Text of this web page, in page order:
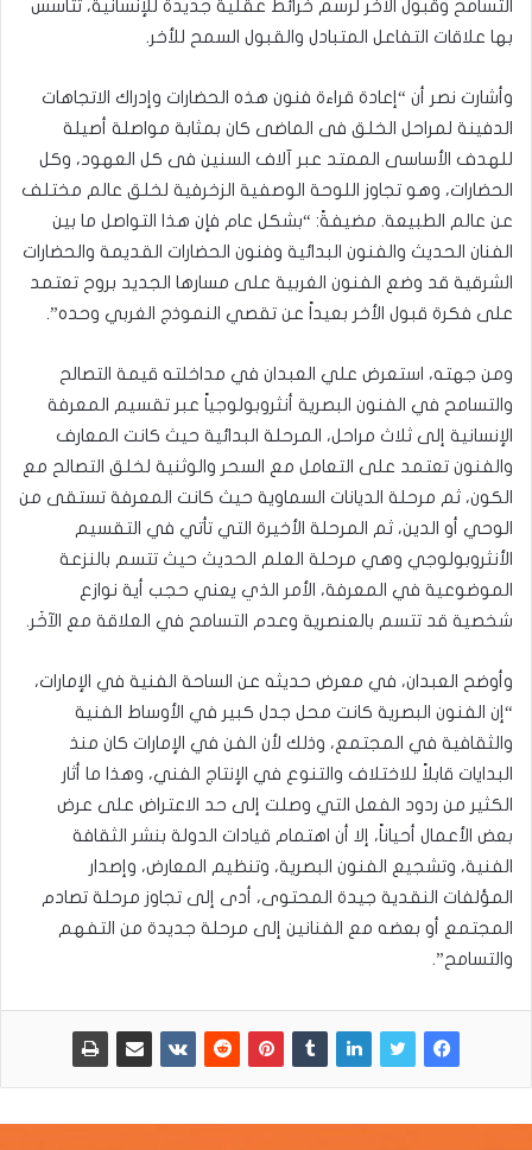
التسامح وقبول الأخر لرسم خرائط عقلية جديدة للإنسانية، تتأسس
بها علاقات التفاعل المتبادل والقبول السمح للأخر.
وأشارت نصر أن “إعادة قراءة فنون هذه الحضارات وإدراك الاتجاهات
الدفينة لمراحل الخلق فى الماضى كان بمثابة مواصلة أصيلة
للهدف الأساسى الممتد عبر آلاف السنين فى كل العهود، وكل
الحضارات، وهو تجاوز اللوحة الوصفية الزخرفية لخلق عالم مختلف
عن عالم الطبيعة. مضيفةً: “بشكل عام فإن هذا التواصل ما بين
الفنان الحديث والفنون البدائية وفنون الحضارات القديمة والحضارات
الشرقية قد وضع الفنون الغربية على مسارها الجديد بروح تعتمد
على فكرة قبول الأخر بعيداً عن تقصي النموذج الغربي وحده”.
ومن جهته، استعرض علي العبدان في مداخلته قيمة التصالح
والتسامح في الفنون البصرية أنثروبولوجياً عبر تقسيم المعرفة
الإنسانية إلى ثلاث مراحل، المرحلة البدائية حيث كانت المعارف
والفنون تعتمد على التعامل مع السحر والوثنية لخلق التصالح مع
الكون، ثم مرحلة الديانات السماوية حيث كانت المعرفة تستقى من
الوحي أو الدين، ثم المرحلة الأخيرة التي تأتي في التقسيم
الأنثروبولوجي وهي مرحلة العلم الحديث حيث تتسم بالنزعة
الموضوعية في المعرفة، الأمر الذي يعني حجب أية نوازع
شخصية قد تتسم بالعنصرية وعدم التسامح في العلاقة مع الآخَر.
وأوضح العبدان، في معرض حديثه عن الساحة الفنية في الإمارات،
“إن الفنون البصرية كانت محل جدل كبير في الأوساط الفنية
والثقافية في المجتمع، وذلك لأن الفن في الإمارات كان منذ
البدايات قابلاً للاختلاف والتنوع في الإنتاج الفني، وهذا ما أثار
الكثير من ردود الفعل التي وصلت إلى حد الاعتراض على عرض
بعض الأعمال أحياناً، إلا أن اهتمام قيادات الدولة بنشر الثقافة
الفنية، وتشجيع الفنون البصرية، وتنظيم المعارض، وإصدار
المؤلفات النقدية جيدة المحتوى، أدى إلى تجاوز مرحلة تصادم
المجتمع أو بعضه مع الفنانين إلى مرحلة جديدة من التفهم
والتسامح”.